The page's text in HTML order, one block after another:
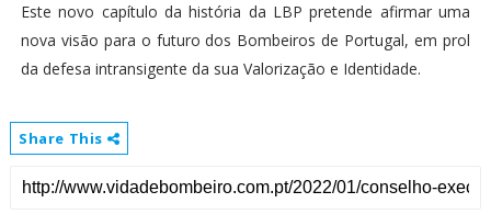
Este novo capítulo da história da LBP pretende afirmar uma
nova visão para o futuro dos Bombeiros de Portugal, em prol
da defesa intransigente da sua Valorização e Identidade.
Share This